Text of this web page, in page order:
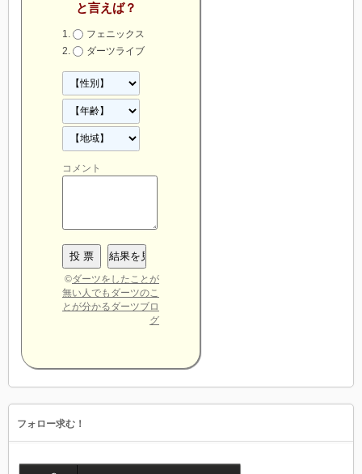
と言えば？
フェニックス
ダーツライブ
コメント
©ダーツをしたことが
無い人でもダーツのこ
とが分かるダーツブロ
グ
フォロー求む！